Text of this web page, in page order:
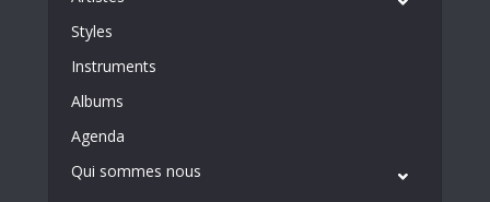
Styles
Instruments
Albums
Agenda
Qui sommes nous